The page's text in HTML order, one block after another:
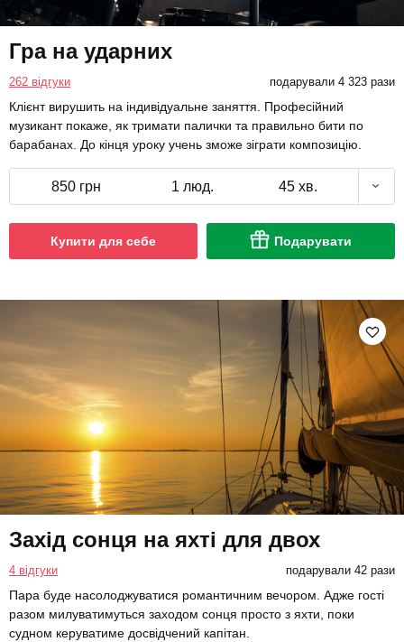
Гра на ударних
262 відгуки подарували 4 323 рази
Клієнт вирушить на індивідуальне заняття. Професійний
музикант покаже, як тримати палички та правильно бити по
барабанах. До кінця уроку учень зможе зіграти композицію.
850 грн 1 люд. 45 хв.
Купити для себе Подарувати
Захід сонця на яхті для двох
4 відгуки подарували 42 рази
Пара буде насолоджуватися романтичним вечором. Адже гості
разом милуватимуться заходом сонця просто з яхти, поки
судном керуватиме досвідчений капітан.